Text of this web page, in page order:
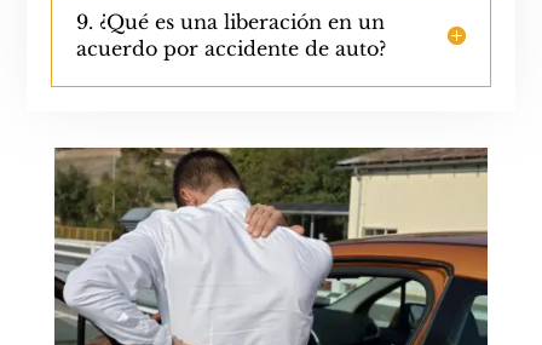
9. ¿Qué es una liberación en un
acuerdo por accidente de auto?